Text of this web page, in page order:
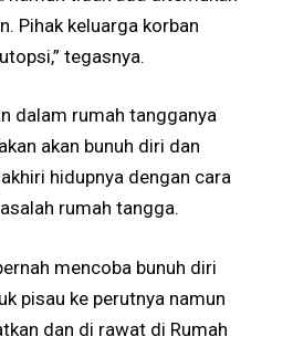
Pihak keluarga korban
tegasnya.
dalam rumah tangganya
akan bunuh diri dan
hidupnya dengan cara
rumah tangga.
mencoba bunuh diri
pisau ke perutnya namun
dan di rawat di Rumah